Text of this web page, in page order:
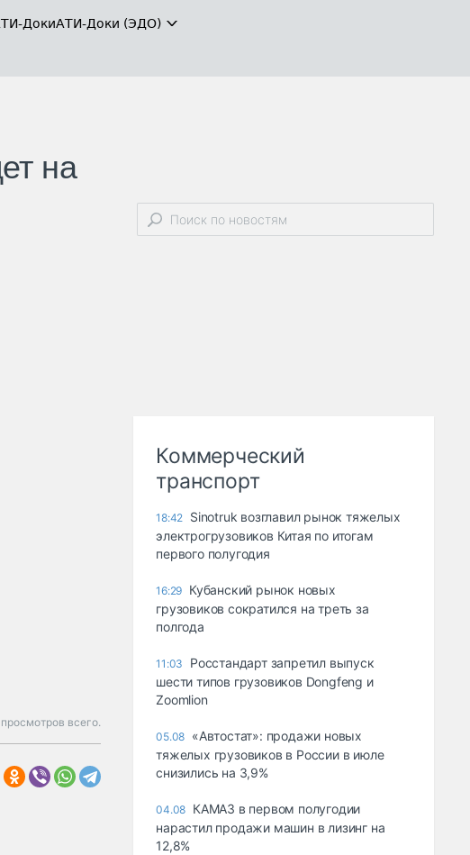
ДокиАТИ-Доки (ЭДО)
на
просмотров всего.
Коммерческий
транспорт
18:42 Sinotruk возглавил рынок тяжелых
электрогрузовиков Китая по итогам
первого полугодия
16:29 Кубанский рынок новых
грузовиков сократился на треть за
полгода
11:03
Росстандарт запретил выпуск
шести типов грузовиков Dongfeng и
Zoomlion
05.08 «Автостат»: продажи новых
тяжелых грузовиков в России в июле
снизились на 3,9%
04.08 КАМАЗ в первом полугодии
нарастил продажи машин в лизинг на
12,8%